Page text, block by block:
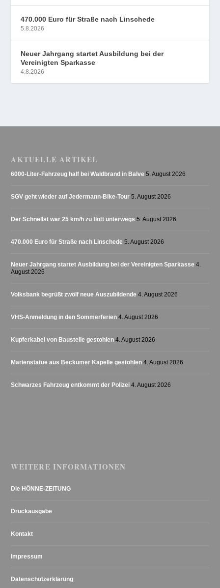
470.000 Euro für Straße nach Linschede
5.8.2026
Neuer Jahrgang startet Ausbildung bei der
Vereinigten Sparkasse
4.8.2026
AKTUELLE ARTIKEL
6000-Liter-Fahrzeug half bei Waldbrand in Balve 5. August 2026
SGV geht wieder auf Jedermann-Bike-Tour 5. August 2026
Der Schnellst war 25 km/h zu flott unterwegs 5. August 2026
470.000 Euro für Straße nach Linschede 5. August 2026
Neuer Jahrgang startet Ausbildung bei der Vereinigten Sparkasse 4.
August 2026
Volksbank begrüßt zwölf neue Auszubildende 4. August 2026
VHS-Anmeldung in den Sommerferien 4. August 2026
Kupferkabel von Baustelle gestohlen 4. August 2026
Marienstatue aus Beckumer Kapelle gestohlen 4. August 2026
Schwarzes Fahrzeug entkommt der Polizei 4. August 2026
WEITERE INFORMATIONEN
Die HÖNNE-ZEITUNG
Druckausgabe
Kontakt
Impressum
Datenschutzerklärung